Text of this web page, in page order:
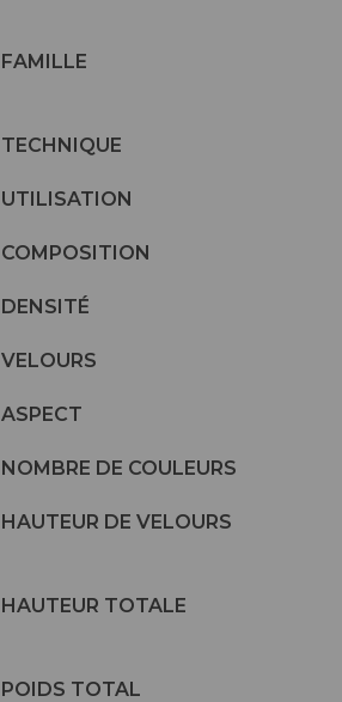
FAMILLE
TECHNIQUE
UTILISATION
COMPOSITION
DENSITÉ
VELOURS
ASPECT
NOMBRE DE COULEURS
HAUTEUR DE VELOURS
HAUTEUR TOTALE
POIDS TOTAL